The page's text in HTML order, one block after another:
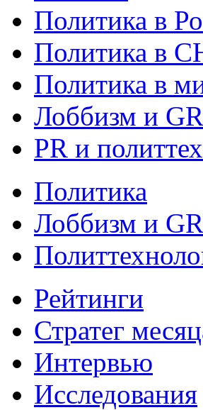
Политика в
Политика в
Политика в
Лоббизм и GR
PR и
Политика
Лоббизм и GR
Рейтинги
Стратег
Интервью
Исследования